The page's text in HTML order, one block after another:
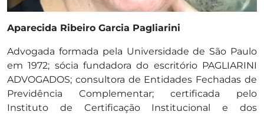
Aparecida Ribeiro Garcia Pagliarini
Advogada formada pela Universidade de São Paulo
em 1972; sócia fundadora do escritório PAGLIARINI
ADVOGADOS; consultora de Entidades Fechadas de
Previdência Complementar; certificada pelo
Instituto de Certificação Institucional e dos